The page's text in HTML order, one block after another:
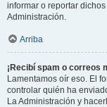
informar o reportar
Administración.
Arriba
¡Recibí spam o correos
Lamentamos oír eso. El
controlar quién ha
La Administración y